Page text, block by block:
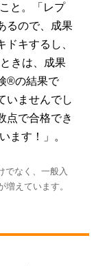
と。「レプ
るので、成果
キするし、
きは、成果
®の結果で
いませんでし
点で合格でき
ます！」。
でなく、一般入
えています。